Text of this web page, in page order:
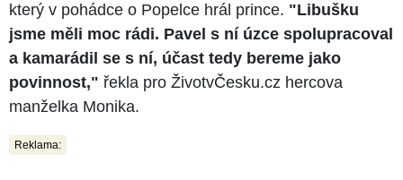
který v pohádce o Popelce hrál prince. "Libušku
jsme měli moc rádi. Pavel s ní úzce spolupracoval
a kamarádil se s ní, účast tedy bereme jako
povinnost," řekla pro ŽivotvČesku.cz hercova
manželka Monika.
Reklama: